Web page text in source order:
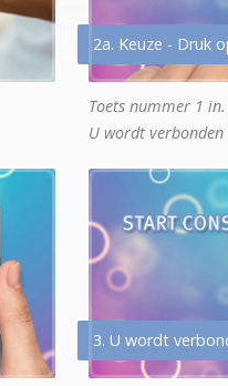
2a. Keuze - Druk
Toets nummer 1 in.
U wordt
3. U wordt